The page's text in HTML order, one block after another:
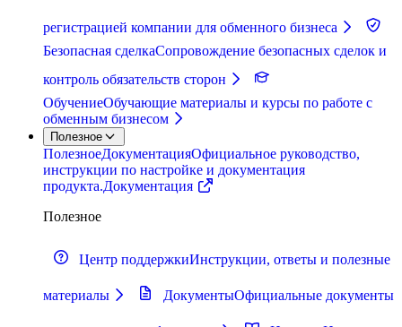
регистрацией компании для обменного бизнеса
Безопасная сделкаСопровождение безопасных сделок и
контроль обязательств сторон
ОбучениеОбучающие материалы и курсы по работе с
обменным бизнесом
Полезное
ПолезноеДокументацияОфициальное руководство,
инструкции по настройке и документация
продукта.Документация
Полезное
Центр поддержкиИнструкции, ответы и полезные
материалы ДокументыОфициальные документы